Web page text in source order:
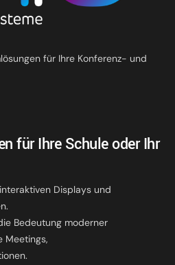
für Ihre Konferenz- und
für Ihre Schule oder Ihr
Displays und
Bedeutung moderner
Meetings,